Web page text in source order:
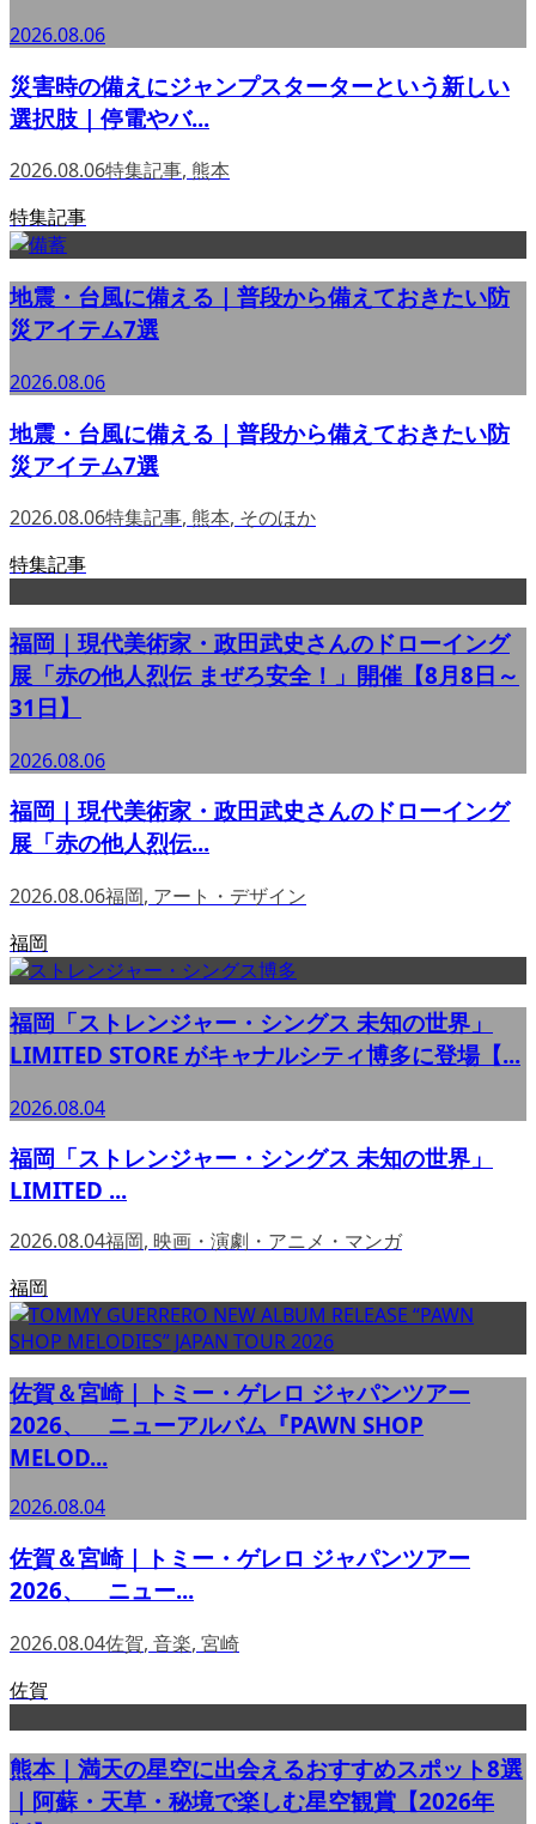
2026.08.06
災害時の備えにジャンプスターターという新しい
選択肢｜停電やバ...
2026.08.06特集記事, 熊本
特集記事
地震・台風に備える｜普段から備えておきたい防
災アイテム7選
2026.08.06
地震・台風に備える｜普段から備えておきたい防
災アイテム7選
2026.08.06特集記事, 熊本, そのほか
特集記事
福岡｜現代美術家・政田武史さんのドローイング
展「赤の他人烈伝 まぜろ安全！」開催【8月8日～
31日】
2026.08.06
福岡｜現代美術家・政田武史さんのドローイング
展「赤の他人烈伝...
2026.08.06福岡, アート・デザイン
福岡
福岡「ストレンジャー・シングス 未知の世界」
LIMITED STORE がキャナルシティ博多に登場【...
2026.08.04
福岡「ストレンジャー・シングス 未知の世界」
LIMITED ...
2026.08.04福岡, 映画・演劇・アニメ・マンガ
福岡
佐賀＆宮崎｜トミー・ゲレロ ジャパンツアー
2026、 ニューアルバム『PAWN SHOP
MELOD...
2026.08.04
佐賀＆宮崎｜トミー・ゲレロ ジャパンツアー
2026、 ニュー...
2026.08.04佐賀, 音楽, 宮崎
佐賀
熊本｜満天の星空に出会えるおすすめスポット8選
｜阿蘇・天草・秘境で楽しむ星空観賞【2026年